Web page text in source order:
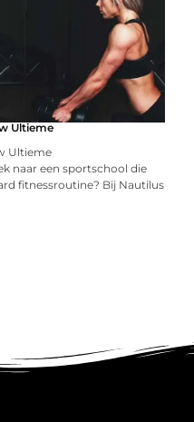
Ultieme
Ultieme
naar een sportschool die
fitnessroutine? Bij Nautilus